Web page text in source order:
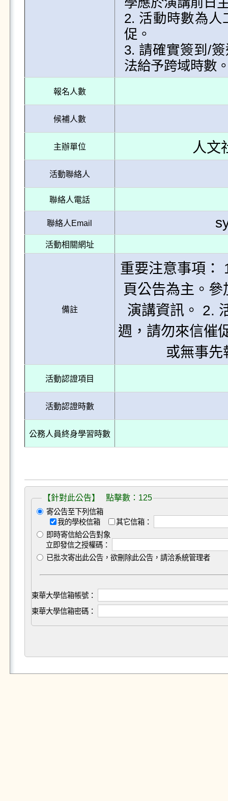
2. 活動時數為
促。
3. 請確實簽到/
法給予跨域時數
報名人數
候補人數
主辦單位 人文
活動聯絡人
聯絡人電話
聯絡人Email
活動相關網址
備註
重要注意事項：
頁公告為主。
演講資訊。 2.
週，請勿來信催
或無事先
活動認證項目
活動認證時數
公務人員終身學習時數
【針對此公告】 點擊數：125
寄公告至下列信箱
我的學校信箱
其它信箱：
即時寄信給公告對象
立即發信之授權碼：
已批次寄出此公告，欲刪除此公告，請洽系統管理者
東華大學信箱帳號：
東華大學信箱密碼：